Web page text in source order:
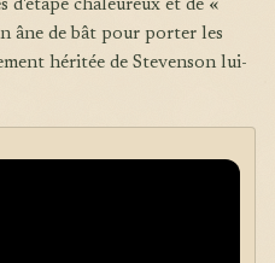
âne de bât pour porter les
héritée de Stevenson lui-